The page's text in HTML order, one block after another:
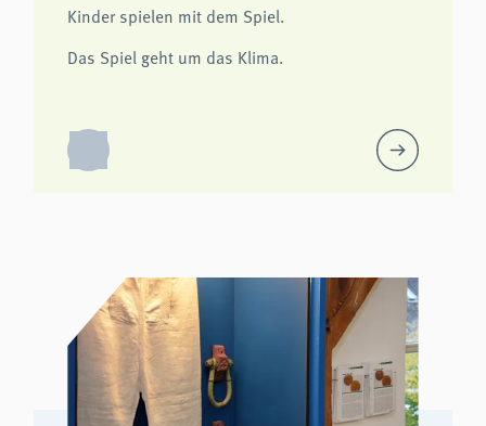
Kinder spielen mit dem Spiel.
Das Spiel geht um das Klima.